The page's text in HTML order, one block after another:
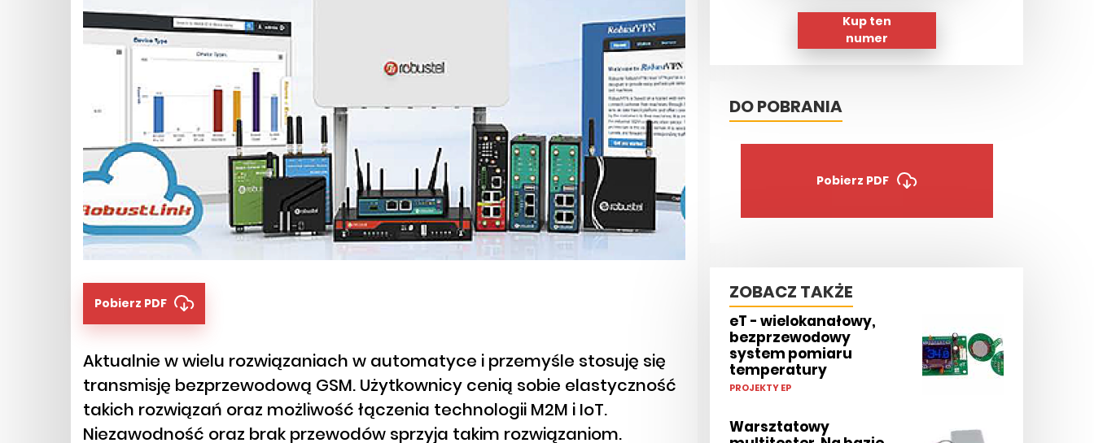
Pobierz PDF
Aktualnie w wielu rozwiązaniach w automatyce i przemyśle stosuję się
transmisję bezprzewodową GSM. Użytkownicy cenią sobie elastyczność
takich rozwiązań oraz możliwość łączenia technologii M2M i IoT.
Niezawodność oraz brak przewodów sprzyja takim rozwiązaniom.
Kup ten
numer
DO POBRANIA
Pobierz PDF
ZOBACZ TAKŻE
eT - wielokanałowy,
bezprzewodowy
system pomiaru
temperatury
PROJEKTY EP
Warsztatowy